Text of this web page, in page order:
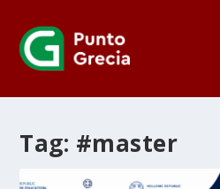
Tag: #master